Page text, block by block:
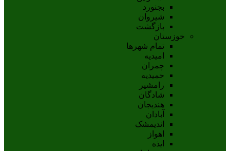
بجنورد
شيروان
بازگشت
خوزستان
تمام شهر‌ها
امیدیه
چمران
حمیدیه
رامشیر
شادگان
هندیجان
آبادان
انديمشک
اهواز
ايذه